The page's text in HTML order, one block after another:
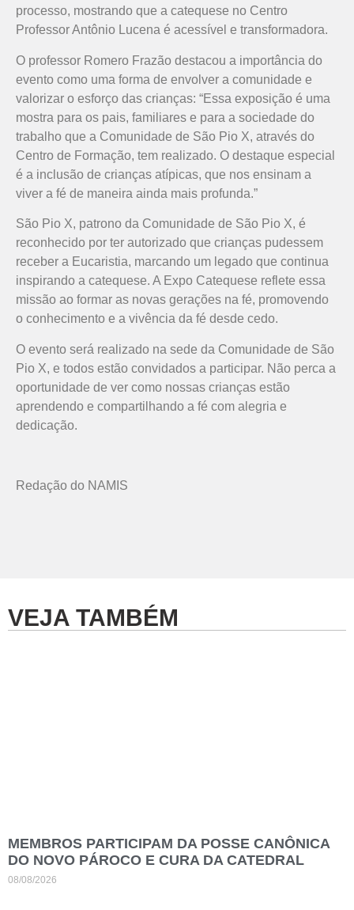
processo, mostrando que a catequese no Centro
Professor Antônio Lucena é acessível e transformadora.
O professor Romero Frazão destacou a importância do
evento como uma forma de envolver a comunidade e
valorizar o esforço das crianças: “Essa exposição é uma
mostra para os pais, familiares e para a sociedade do
trabalho que a Comunidade de São Pio X, através do
Centro de Formação, tem realizado. O destaque especial
é a inclusão de crianças atípicas, que nos ensinam a
viver a fé de maneira ainda mais profunda.”
São Pio X, patrono da Comunidade de São Pio X, é
reconhecido por ter autorizado que crianças pudessem
receber a Eucaristia, marcando um legado que continua
inspirando a catequese. A Expo Catequese reflete essa
missão ao formar as novas gerações na fé, promovendo
o conhecimento e a vivência da fé desde cedo.
O evento será realizado na sede da Comunidade de São
Pio X, e todos estão convidados a participar. Não perca a
oportunidade de ver como nossas crianças estão
aprendendo e compartilhando a fé com alegria e
dedicação.
Redação do NAMIS
VEJA TAMBÉM
MEMBROS PARTICIPAM DA POSSE CANÔNICA
DO NOVO PÁROCO E CURA DA CATEDRAL
08/08/2026